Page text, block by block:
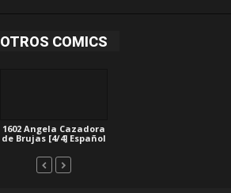
OTROS COMICS
1602 Angela Cazadora
de Brujas [4/4] Español